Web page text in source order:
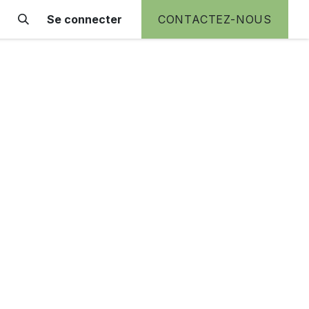
Se connecter CONTACTEZ-NOUS